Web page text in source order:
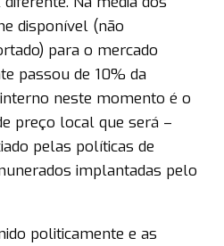
disponível (não
para o mercado
passou de 10% da
neste momento é o
preço local que será –
pelas políticas de
implantadas pelo
politicamente e as